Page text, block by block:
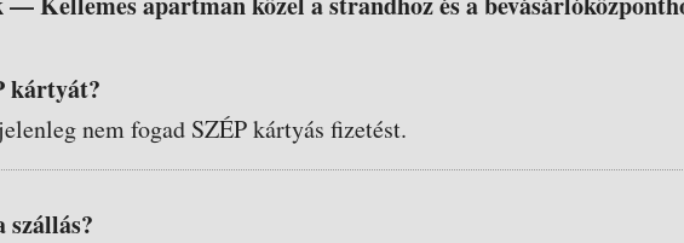
kártyát?
nem fogad SZÉP kártyás fizetést.
szállás?